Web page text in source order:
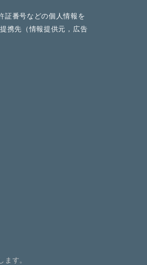
証番号などの個人情報を
携先（情報提供元，広告
す。